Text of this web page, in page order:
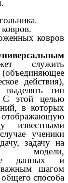
ковров
служить
действия),
выделять тип
С этой целью
в которых
известными
ученики
задачу на
модели,
данных и
важным шагом
способа